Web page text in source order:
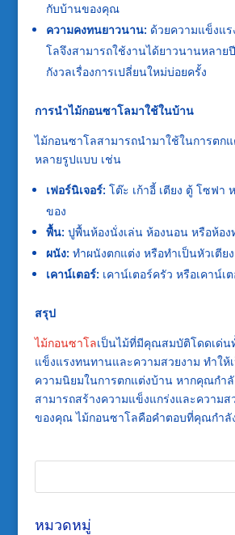
กับบ้านของคุณ
ความคงทนยาวนาน: ด้วยความแข็งแ
โลจึงสามารถใช้งานได้ยาวนานหลาย
กังวลเรื่องการเปลี่ยนใหม่บ่อยครั้ง
การนำไม้กอนซาโลมาใช้ในบ้าน
ไม้กอนซาโลสามารถนำมาใช้ในการตก
หลายรูปแบบ เช่น
เฟอร์นิเจอร์: โต๊ะ เก้าอี้ เตียง ตู้ โซฟา
ของ
พื้น: ปูพื้นห้องนั่งเล่น ห้องนอน หรือห้อง
ผนัง: ทำผนังตกแต่ง หรือทำเป็นหัวเตียง
เคาน์เตอร์: เคาน์เตอร์ครัว หรือเคาน์เ
สรุป
ไม้กอนซาโลเป็นไม้ที่มีคุณสมบัติโดดเด่น
แข็งแรงทนทานและความสวยงาม ทำให้
ความนิยมในการตกแต่งบ้าน หากคุณกำ
สามารถสร้างความแข็งแกร่งและความส
ของคุณ ไม้กอนซาโลคือคำตอบที่คุณกำลั
หมวดหมู่